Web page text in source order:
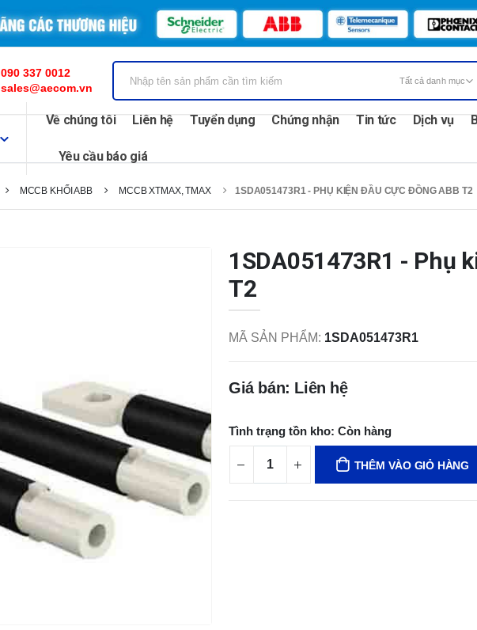
090 337 0012
sales@aecom.vn
Về chúng tôi Liên hệ Tuyển dụng Chứng nhận Tin tức Dịch vụ
Yêu cầu báo giá
MCCB KHỐI ABB MCCB XTMAX, TMAX 1SDA051473R1 - PHỤ KIỆN ĐẦU CỰC ĐỒNG ABB T2
1SDA051473R1 - Phụ
T2
MÃ SẢN PHẨM: 1SDA051473R1
Giá bán: Liên hệ
Tình trạng tồn kho: Còn hàng
THÊM VÀO GIỎ HÀNG